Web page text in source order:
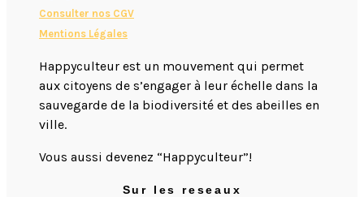
Consulter nos CGV
Mentions Légales
Happyculteur est un mouvement qui permet
aux citoyens de s’engager à leur échelle dans la
sauvegarde de la biodiversité et des abeilles en
ville.
​Vous aussi devenez “Happyculteur”!
Sur les reseaux